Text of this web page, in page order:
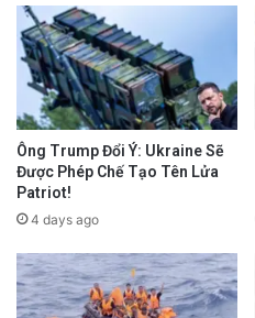
Ông Trump Đổi Ý: Ukraine Sẽ
Được Phép Chế Tạo Tên Lửa
Patriot!
4 days ago